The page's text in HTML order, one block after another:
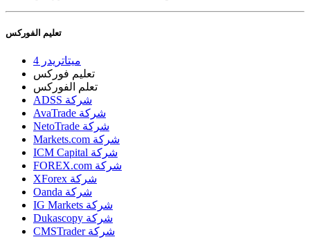
تعليم الفوركس
ميتاتريدر 4
تعليم فوركس
تعلم الفوركس
ADSS شركة
AvaTrade شركة
NetoTrade شركة
Markets.com شركة
ICM Capital شركة
FOREX.com شركة
XForex شركة
Oanda شركة
IG Markets شركة
Dukascopy شركة
CMSTrader شركة